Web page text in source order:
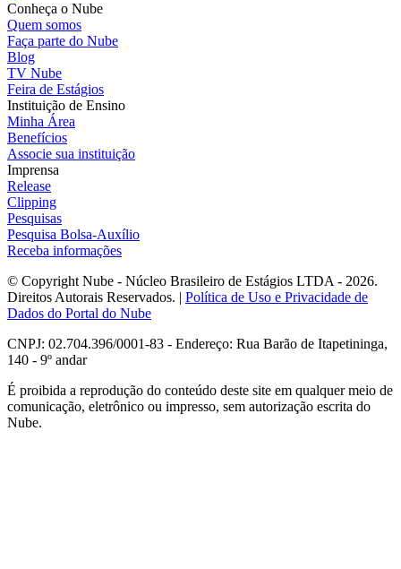
Conheça o Nube
Quem somos
Faça parte do Nube
Blog
TV Nube
Feira de Estágios
Instituição de Ensino
Minha Área
Benefícios
Associe sua instituição
Imprensa
Release
Clipping
Pesquisas
Pesquisa Bolsa-Auxílio
Receba informações
© Copyright Nube - Núcleo Brasileiro de Estágios LTDA - 2026.
Direitos Autorais Reservados. | Política de Uso e Privacidade de
Dados do Portal do Nube
CNPJ: 02.704.396/0001-83 - Endereço: Rua Barão de Itapetininga,
140 - 9º andar
É proibida a reprodução do conteúdo deste site em qualquer meio de
comunicação, eletrônico ou impresso, sem autorização escrita do
Nube.